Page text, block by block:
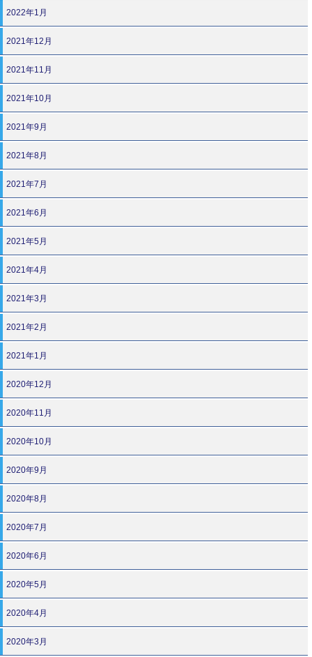
2022年1月
2021年12月
2021年11月
2021年10月
2021年9月
2021年8月
2021年7月
2021年6月
2021年5月
2021年4月
2021年3月
2021年2月
2021年1月
2020年12月
2020年11月
2020年10月
2020年9月
2020年8月
2020年7月
2020年6月
2020年5月
2020年4月
2020年3月